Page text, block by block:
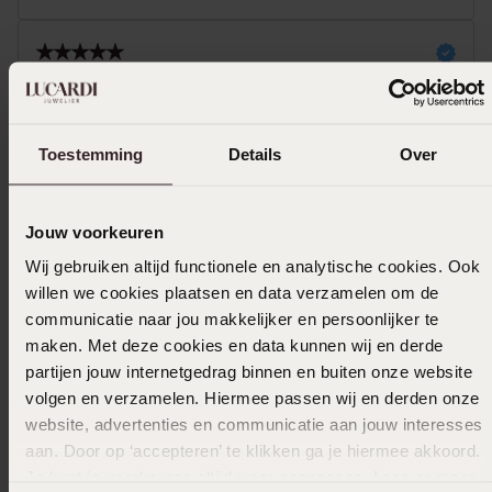
Toestemming Details Over
Jouw voorkeuren
Wij gebruiken altijd functionele en analytische cookies. Ook
willen we cookies plaatsen en data verzamelen om de
communicatie naar jou makkelijker en persoonlijker te
maken. Met deze cookies en data kunnen wij en derde
partijen jouw internetgedrag binnen en buiten onze website
volgen en verzamelen. Hiermee passen wij en derden onze
website, advertenties en communicatie aan jouw interesses
aan. Door op ‘accepteren’ te klikken ga je hiermee akkoord.
29-05-2024 - Sjan V.
Ook leuk voor jou